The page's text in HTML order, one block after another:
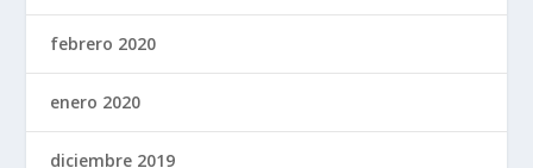
febrero 2020
enero 2020
diciembre 2019